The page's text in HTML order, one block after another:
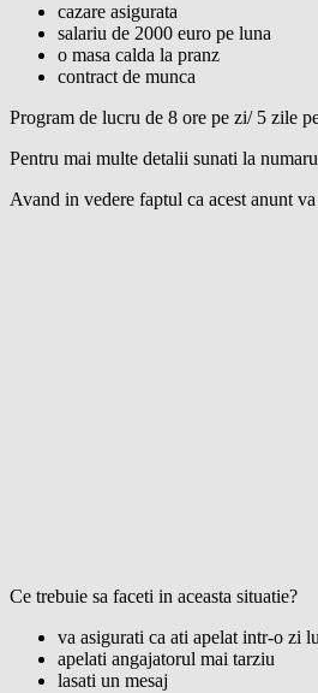
cazare asigurata
salariu de 2000 euro pe luna
o masa calda la pranz
contract de munca
Program de lucru de 8 ore pe zi/ 5 zile
Pentru mai multe detalii sunati la
Avand in vedere faptul ca acest anunt
Ce trebuie sa faceti in aceasta situatie?
va asigurati ca ati apelat intr-o zi
apelati angajatorul mai tarziu
lasati un mesaj